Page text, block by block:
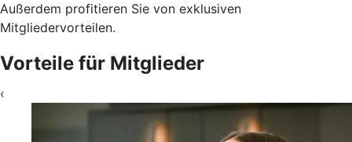
Außerdem profitieren Sie von exklusiven
Mitgliedervorteilen.
Vorteile für Mitglieder
‹